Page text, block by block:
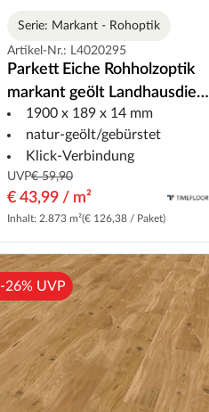
Serie: Markant - Rohoptik
Artikel-Nr.: L4020295
Parkett Eiche Rohholzoptik
markant geölt Landhausdiele
gebürstet
1900 x 189 x 14 mm
natur-geölt/gebürstet
Klick-Verbindung
UVP€ 59,90
€ 43,99 / m²
Inhalt: 2.873 m²(€ 126,38 / Paket)
-26% UVP